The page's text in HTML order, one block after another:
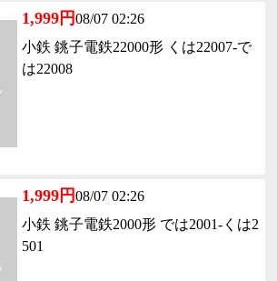
1,999円08/07 02:26
小鉄 銚子電鉄22000形 くは22007-で
は22008
1,999円08/07 02:26
小鉄 銚子電鉄2000形 では2001-くは2
501